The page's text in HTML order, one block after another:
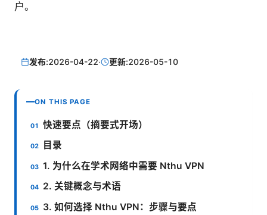
户。
发布:2026-04-22· 更新:2026-05-10
ON THIS PAGE
快速要点（摘要式开场）
目录
1. 为什么在学术网络中需要 Nthu VPN
2. 关键概念与术语
3. 如何选择 Nthu VPN：步骤与要点